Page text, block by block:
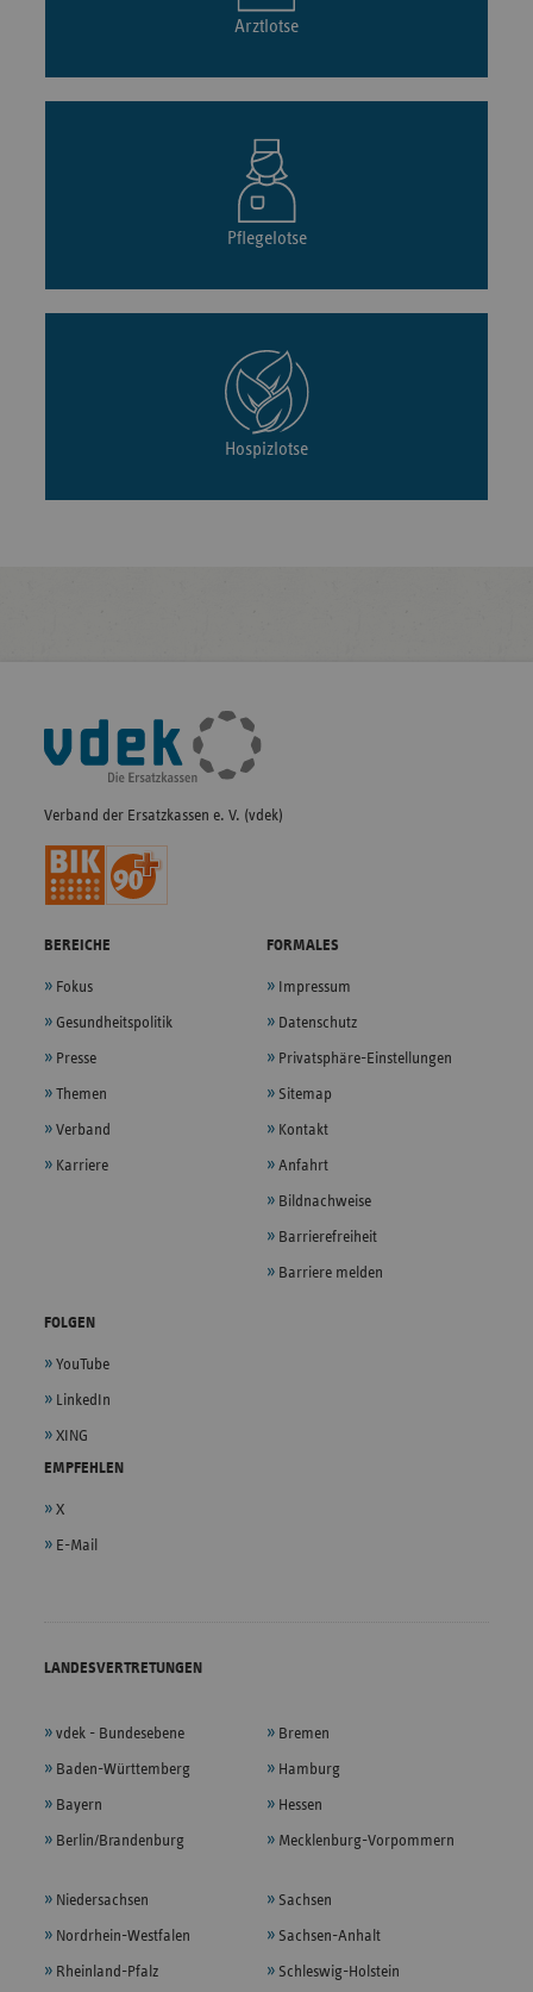
Arztlotse
Pflegelotse
Hospizlotse
Fußleisten-
Navigation
Verband der Ersatzkassen e. V. (vdek)
BEREICHE
Fokus
Gesundheitspolitik
Presse
Themen
Verband
Karriere
FORMALES
Impressum
Datenschutz
Privatsphäre-Einstellungen
Sitemap
Kontakt
Anfahrt
Bildnachweise
Barrierefreiheit
Barriere melden
FOLGEN
YouTube
LinkedIn
XING
EMPFEHLEN
X
E-Mail
LANDESVERTRETUNGEN
vdek - Bundesebene
Baden-Württemberg
Bayern
Berlin/Brandenburg
Bremen
Hamburg
Hessen
Mecklenburg-Vorpommern
Niedersachsen
Nordrhein-Westfalen
Rheinland-Pfalz
Sachsen
Sachsen-Anhalt
Schleswig-Holstein